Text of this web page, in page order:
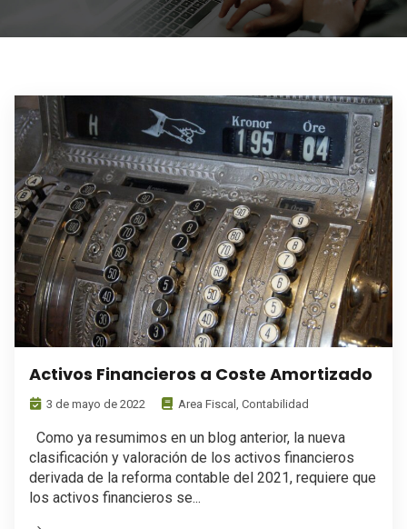
Activos Financieros a Coste Amortizado
3 de mayo de 2022 Area Fiscal , Contabilidad
Como ya resumimos en un blog anterior, la nueva
clasificación y valoración de los activos financieros
derivada de la reforma contable del 2021, requiere que
los activos financieros se...